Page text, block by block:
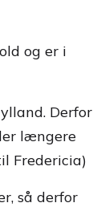
og er i
Derfor
længere
Fredericia)
så derfor